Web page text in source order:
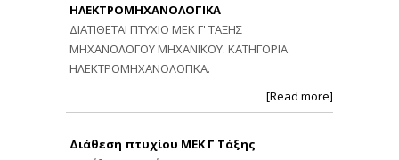
ΗΛΕΚΤΡΟΜΗΧΑΝΟΛΟΓΙΚΑ
ΔΙΑΤΙΘΕΤΑΙ ΠΤΥΧΙΟ ΜΕΚ Γ' ΤΑΞΗΣ
ΜΗΧΑΝΟΛΟΓΟΥ ΜΗΧΑΝΙΚΟΥ. ΚΑΤΗΓΟΡΙΑ
ΗΛΕΚΤΡΟΜΗΧΑΝΟΛΟΓΙΚΑ.
[Read more]
Διάθεση πτυχίου ΜΕΚ Γ Τάξης